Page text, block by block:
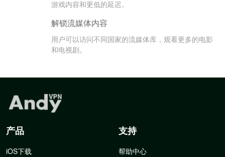
游戏内容和更低的延迟。
解锁流媒体内容
用户可以访问不同国家的流媒体库，观看更多的电影
和电视剧。
产品
iOS下载
支持
帮助中心